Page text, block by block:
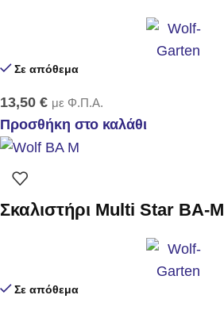
Σε απόθεμα
13,50 € με Φ.Π.Α.
Προσθήκη στο καλάθι
Σκαλιστήρι Multi Star BA-M
Σε απόθεμα